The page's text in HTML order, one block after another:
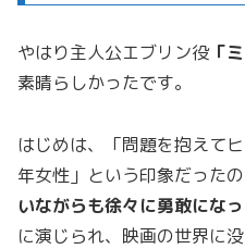
やはり主人公エブリン役「
素晴らしかったです。
はじめは、「問題を抱えて
年女性」という印象だったの
いながらも徐々に勇敢になっ
に演じられ、映画の世界に没